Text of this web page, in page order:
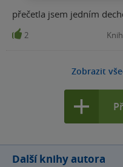
ženu a zbylo mu
nedůtklivý. Arden byla
agresivně. Když jim
podmínkou, že se s ní
šťastný. Ovšem
otce dřív, než ho vůbec
přečetla jsem jedním
2
Zobrazit
Další knihy autora